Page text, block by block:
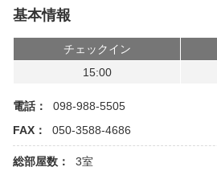
基本情報
チェックイン
15:00
電話：
098-988-5505
FAX：
050-3588-4686
総部屋数： 3室